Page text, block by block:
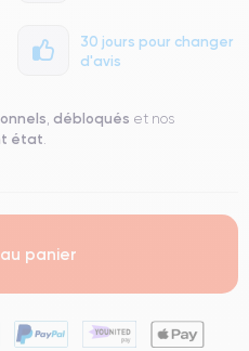
30 jours pour changer
d'avis
, débloqués et nos
état.
panier